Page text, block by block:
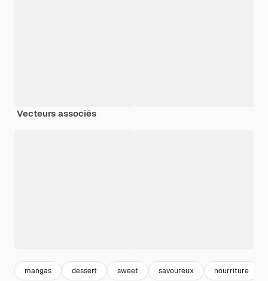
Vecteurs associés
mangas dessert sweet savoureux nourriture